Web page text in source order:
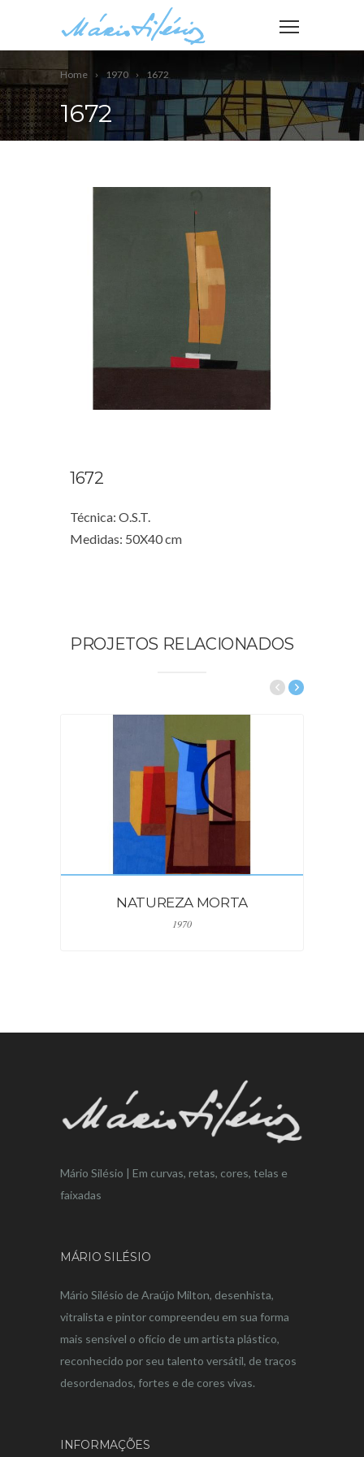
Home 1970 1672
1672
1672
Técnica: O.S.T.
Medidas: 50X40 cm
PROJETOS RELACIONADOS
NATUREZA MORTA
1970
Mário Silésio | Em curvas, retas, cores, telas e
faixadas
MÁRIO SILÉSIO
Mário Silésio de Araújo Milton, desenhista,
vitralista e pintor compreendeu em sua forma
mais sensível o ofício de um artista plástico,
reconhecido por seu talento versátil, de traços
desordenados, fortes e de cores vivas.
INFORMAÇÕES